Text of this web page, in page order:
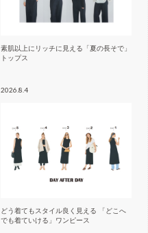
素肌以上にリッチに見える「夏の長そで」
トップス
2026.8.4
どう着てもスタイル良く見える 「どこへ
でも着ていける」ワンピース